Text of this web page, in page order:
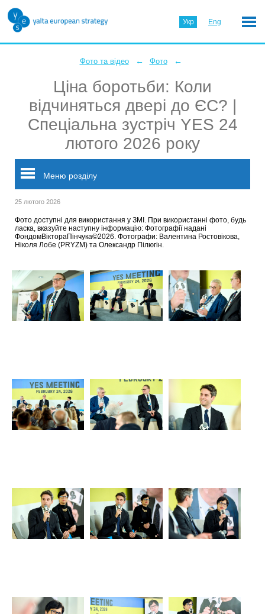
Укр Eng
Фото та відео ← Фото ←
Ціна боротьби: Коли
відчиняться двері до ЄС? |
Спеціальна зустріч YES 24
лютого 2026 року
Меню розділу
25 лютого 2026
Фото доступні для використання у ЗМІ. При використанні фото, будь
ласка, вказуйте наступну інформацію: Фотографії надані
ФондомВіктораПінчука©2026. Фотографи: Валентина Ростовікова,
Ніколя Лобе (PRYZM) та Олександр Пілюгін.